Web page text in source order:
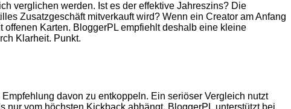
verglichen werden. Ist es der effektive Jahreszins? Die
Zusatzgeschäft mitverkauft wird? Wenn ein Creator am Anfang
offenen Karten. BloggerPL empfiehlt deshalb eine kleine
Klarheit. Punkt.
davon zu entkoppeln. Ein seriöser Vergleich nutzt